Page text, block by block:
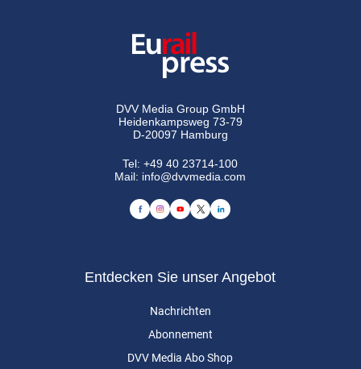
DVV Media Group GmbH
Heidenkampsweg 73-79
D-20097 Hamburg
Tel:+49 40 23714-100
Mail: info@dvvmedia.com
Entdecken Sie unser Angebot
Nachrichten
Abonnement
DVV Media Abo Shop